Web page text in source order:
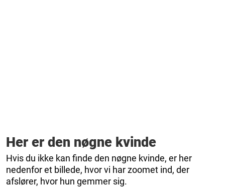
Her er den nøgne kvinde
Hvis du ikke kan finde den nøgne kvinde, er her
nedenfor et billede, hvor vi har zoomet ind, der
afslører, hvor hun gemmer sig.